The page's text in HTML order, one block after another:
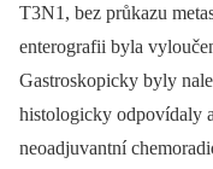
T3N1, bez průkazu
enterografii byla
Gastroskopicky byly
histologicky odpovídaly
neoadjuvantní